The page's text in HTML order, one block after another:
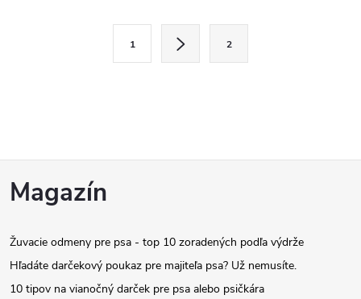
c
i
e
p
r
v
n
i
e
1 2
Z
p
Magazín
Žuvacie odmeny pre psa - top 10 zoradených podľa výdrže
Hľadáte darčekový poukaz pre majiteľa psa? Už nemusíte.
10 tipov na vianočný darček pre psa alebo psičkára